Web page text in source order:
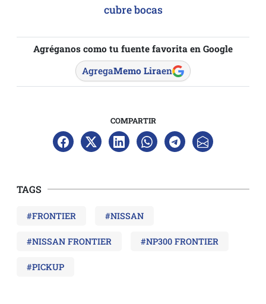
cubre bocas
Agréganos como tu fuente favorita en Google
AgregaMemo Liraen
COMPARTIR
TAGS
#FRONTIER #NISSAN
#NISSAN FRONTIER #NP300 FRONTIER
#PICKUP